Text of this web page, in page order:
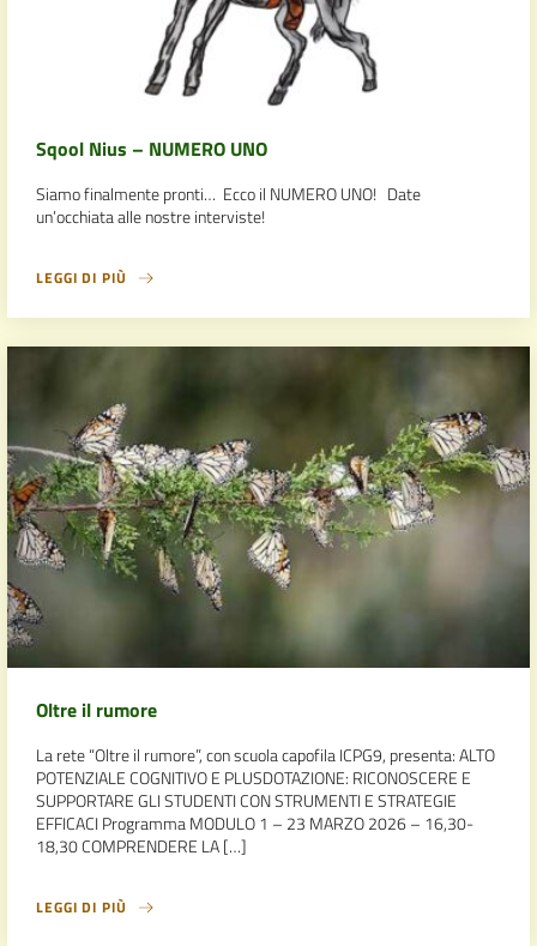
Sqool Nius – NUMERO UNO
Siamo finalmente pronti… Ecco il NUMERO UNO! Date
un’occhiata alle nostre interviste!
LEGGI DI PIÙ
Oltre il rumore
La rete “Oltre il rumore”, con scuola capofila ICPG9, presenta: ALTO
POTENZIALE COGNITIVO E PLUSDOTAZIONE: RICONOSCERE E
SUPPORTARE GLI STUDENTI CON STRUMENTI E STRATEGIE
EFFICACI Programma MODULO 1 – 23 MARZO 2026 – 16,30-
18,30 COMPRENDERE LA […]
LEGGI DI PIÙ